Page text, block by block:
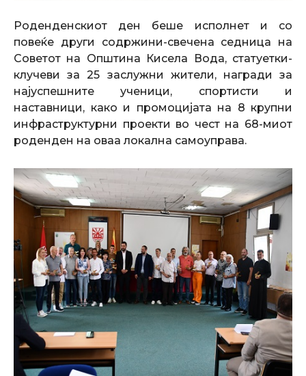
Роденденскиот ден беше исполнет и со
повеќе други содржини-свечена седница на
Советот на Општина Кисела Вода, статуетки-
клучеви за 25 заслужни жители, награди за
најуспешните ученици, спортисти и
наставници, како и промоцијата на 8 крупни
инфраструктурни проекти во чест на 68-миот
роденден на оваа локална самоуправа.